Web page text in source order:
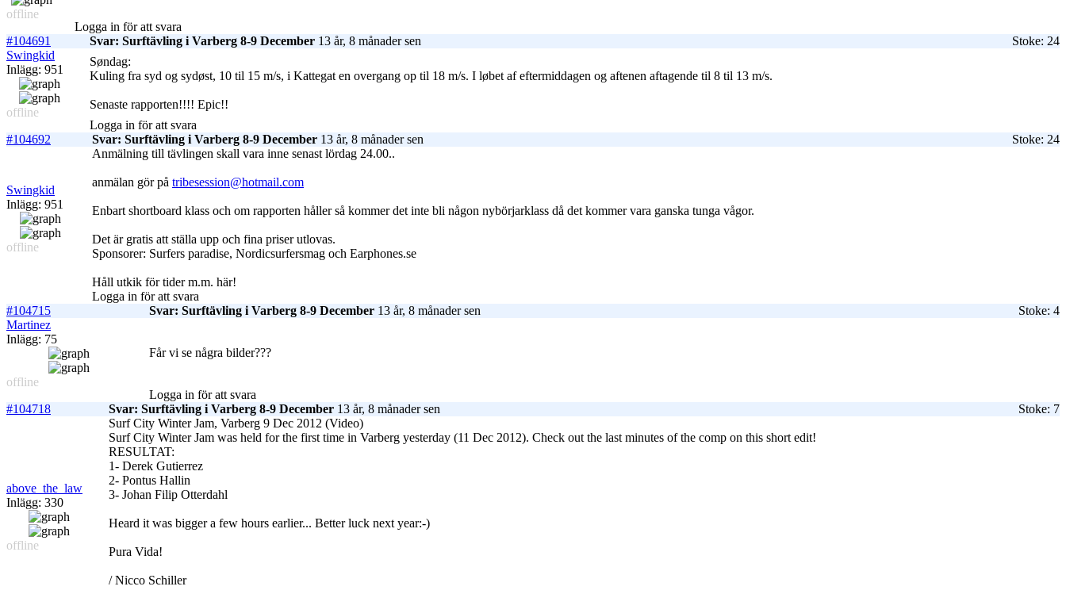
offline
Logga in för att svara
#104691
Svar: Surftävling i Varberg 8-9 December 13 år, 8 månader sen
Stoke: 24
Swingkid
Inlägg: 951
offline
Søndag:
Kuling fra syd og sydøst, 10 til 15 m/s, i Kattegat en overgang op til 18 m/s. I løbet af eftermiddagen og aftenen aftagende til 8 til 13 m/s.
Senaste rapporten!!!! Epic!!
Logga in för att svara
#104692
Svar: Surftävling i Varberg 8-9 December 13 år, 8 månader sen Stoke: 24
Swingkid
Inlägg: 951
offline
Anmälning till tävlingen skall vara inne senast lördag 24.00..
anmälan gör på tribesession@hotmail.com
Enbart shortboard klass och om rapporten håller så kommer det inte bli någon nybörjarklass då det kommer vara ganska tunga vågor.
Det är gratis att ställa upp och fina priser utlovas.
Sponsorer: Surfers paradise, Nordicsurfersmag och Earphones.se
Håll utkik för tider m.m. här!
Logga in för att svara
#104715
Svar: Surftävling i Varberg 8-9 December 13 år, 8 månader sen
Stoke: 4
Martinez
Inlägg: 75
offline
Får vi se några bilder???
Logga in för att svara
#104718
Svar: Surftävling i Varberg 8-9 December 13 år, 8 månader sen Stoke: 7
above_the_law
Inlägg: 330
offline
Surf City Winter Jam, Varberg 9 Dec 2012 (Video)
Surf City Winter Jam was held for the first time in Varberg yesterday (11 Dec 2012). Check out the last minutes of the comp on this short edit!
RESULTAT:
1- Derek Gutierrez
2- Pontus Hallin
3- Johan Filip Otterdahl
Heard it was bigger a few hours earlier... Better luck next year:-)
Pura Vida!
/ Nicco Schiller